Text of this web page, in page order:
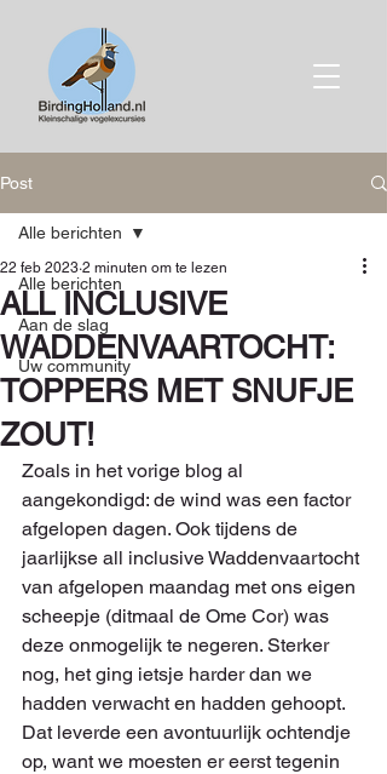
Post
Alle berichten
Aan de slag
Uw community
Alle berichten
ALL INCLUSIVE
WADDENVAARTOCHT:
TOPPERS MET SNUFJE
ZOUT!
22 feb 2023 2 minuten om te lezen
Zoals in het vorige blog al
aangekondigd: de wind was een factor
afgelopen dagen. Ook tijdens de
jaarlijkse all inclusive Waddenvaartocht
van afgelopen maandag met ons eigen
scheepje (ditmaal de Ome Cor) was
deze onmogelijk te negeren. Sterker
nog, het ging ietsje harder dan we
hadden verwacht en hadden gehoopt.
Dat leverde een avontuurlijk ochtendje
op, want we moesten er eerst tegenin